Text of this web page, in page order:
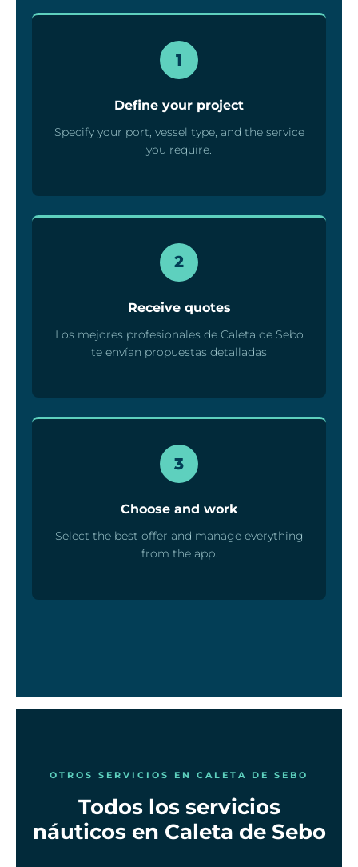
1
Define your project
Specify your port, vessel type, and the service
you require.
2
Receive quotes
Los mejores profesionales de Caleta de Sebo
te envían propuestas detalladas
3
Choose and work
Select the best offer and manage everything
from the app.
OTROS SERVICIOS EN CALETA DE SEBO
Todos los servicios
náuticos en Caleta de Sebo